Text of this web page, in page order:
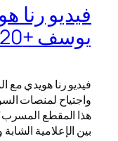
فيديو رنا
يوسف +20 كامل بدون تغبيش
فيديو رنا هويدي
واجتياح لمنصات
هذا المقطع
بين الإعلامية